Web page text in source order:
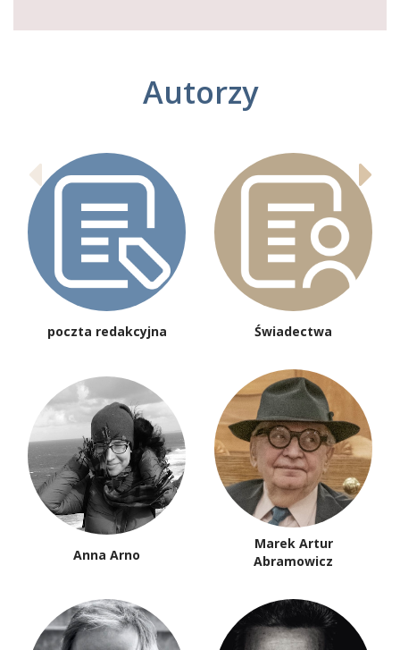
Autorzy
poczta redakcyjna Świadectwa
Anna Arno
Marek Artur
Abramowicz